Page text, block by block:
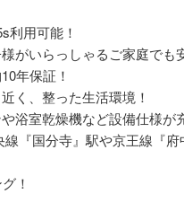
利用可能！
がいらっしゃるご家庭でも
年保証！
く、整った生活環境！
浴室乾燥機など設備仕様が
線『国分寺』駅や京王線『府
！